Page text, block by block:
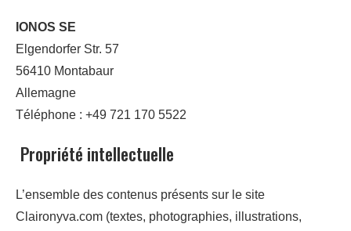
IONOS SE
Elgendorfer Str. 57
56410 Montabaur
Allemagne
Téléphone : +49 721 170 5522
Propriété intellectuelle
L’ensemble des contenus présents sur le site
Claironyva.com (textes, photographies, illustrations,